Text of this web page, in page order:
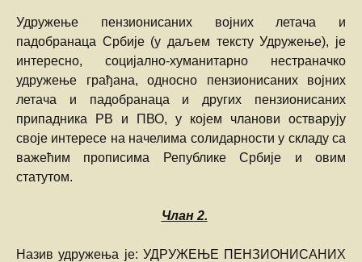
Удружење пензионисаних војних летача и
падобранаца Србије (у даљем тексту Удружење), је
интересно, социјално-хуманитарно нестраначко
удружење грађана, односно пензионисаних војних
летача и падобранаца и других пензионисаних
припадника РВ и ПВО, у којем чланови остварују
своје интересе на начелима солидарности у складу са
важећим прописима Републике Србије и овим
статутом.
Члан2.
Назив удружења је: УДРУЖЕЊЕ ПЕНЗИОНИСАНИХ